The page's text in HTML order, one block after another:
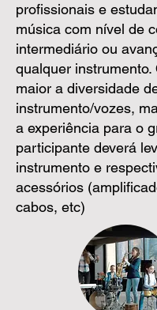
profissionais e
música com nível de
intermediário ou
qualquer instrumento.
maior a diversidade
instrumento/vozes,
a experiência para o
participante deverá
instrumento e
acessórios
cabos, etc)